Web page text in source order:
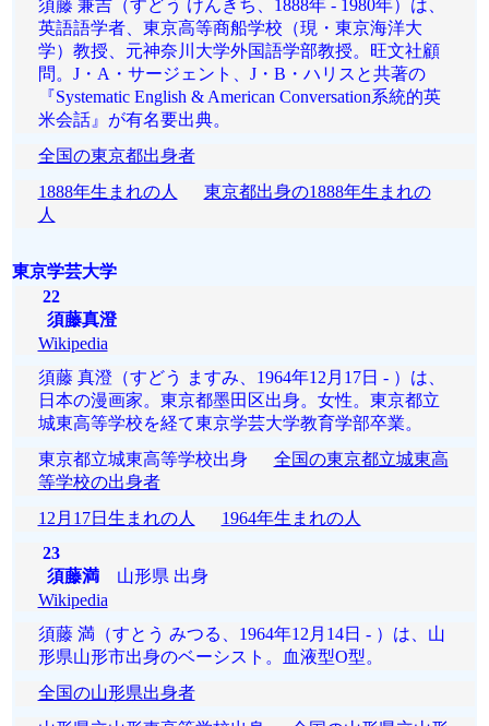
須藤 兼吉（すどう けんきち、1888年 - 1980年）は、
英語語学者、東京高等商船学校（現・東京海洋大
学）教授、元神奈川大学外国語学部教授。旺文社顧
問。J・A・サージェント、J・B・ハリスと共著の
『Systematic English & American Conversation系統的英
米会話』が有名要出典。
全国の東京都出身者
1888年生まれの人
東京都出身の1888年生まれの
人
東京学芸大学
22
須藤真澄
Wikipedia
須藤 真澄（すどう ますみ、1964年12月17日 - ）は、
日本の漫画家。東京都墨田区出身。女性。東京都立
城東高等学校を経て東京学芸大学教育学部卒業。
東京都立城東高等学校出身 全国の東京都立城東高
等学校の出身者
12月17日生まれの人
1964年生まれの人
23
須藤満山形県 出身
Wikipedia
須藤 満（すとう みつる、1964年12月14日 - ）は、山
形県山形市出身のベーシスト。血液型O型。
全国の山形県出身者